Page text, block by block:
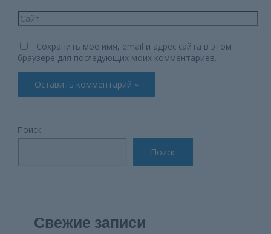
Сайт
Сохранить моё имя, email и адрес сайта в этом
браузере для последующих моих комментариев.
Поиск
Поиск
Свежие записи